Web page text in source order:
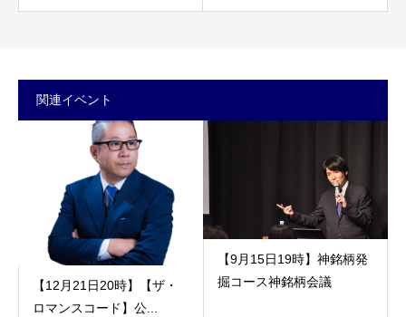
関連イベント
【12月21日20時】【ザ・
ロマンスコード】公...
【9月15日19時】神銘柄発
掘コース神銘柄会議